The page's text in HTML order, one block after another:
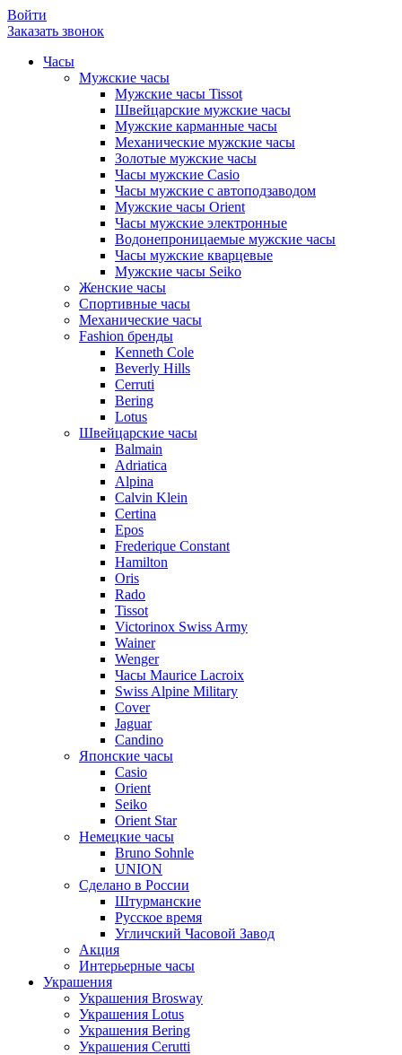
Войти
Заказать звонок
Часы
Мужские часы
Мужские часы Tissot
Швейцарские мужские часы
Мужские карманные часы
Механические мужские часы
Золотые мужские часы
Часы мужские Casio
Часы мужские с автоподзаводом
Мужские часы Orient
Часы мужские электронные
Водонепроницаемые мужские часы
Часы мужские кварцевые
Мужские часы Seiko
Женские часы
Спортивные часы
Механические часы
Fashion бренды
Kenneth Cole
Beverly Hills
Cerruti
Bering
Lotus
Швейцарские часы
Balmain
Adriatica
Alpina
Calvin Klein
Certina
Epos
Frederique Constant
Hamilton
Oris
Rado
Tissot
Victorinox Swiss Army
Wainer
Wenger
Часы Maurice Lacroix
Swiss Alpine Military
Cover
Jaguar
Candino
Японские часы
Casio
Orient
Seiko
Orient Star
Немецкие часы
Bruno Sohnle
UNION
Сделано в России
Штурманские
Русское время
Угличский Часовой Завод
Акция
Интерьерные часы
Украшения
Украшения Brosway
Украшения Lotus
Украшения Bering
Украшения Cerutti